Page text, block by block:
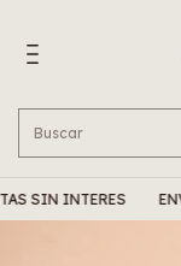
SIN INTERES